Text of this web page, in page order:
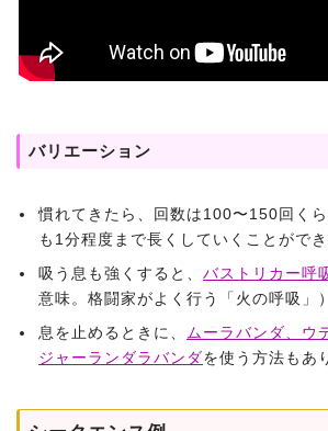
バリエーション
慣れてきたら、回数は100〜150回く
も1分程度まで長くしていくことができ
吸う息も強くすると、 バストリカー呼
意味。格闘家がよく行う「火の呼吸」
息を止めるときに、
ムーラバンダ、ウ
ジャーランダラバンダを使う方法もあ